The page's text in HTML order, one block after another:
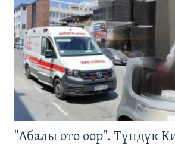
"Абалы өтө оор". Түндүк